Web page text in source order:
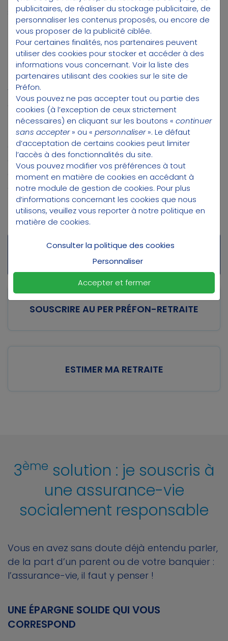
surendettement).
Enfin, les trentenaires non imposables ou
faiblement imposés peuvent opter pour la
non-déductibilité fiscale. En choisissant au
moment de la souscription du PER ou lors d’un
versement volontaire de ne pas déduire les
cotisations versées de leur revenu imposable,
ils bénéficieront d’une imposition allégée au
dénouement du contrat à la retraite, que
celui-ci soit réalisé sous la forme d’un capital
ou de rentes. À plus de 25 ans de l’âge de
départ à la retraite, nous vous conseillons de
cotiser chaque mois à hauteur de 5% de vos
revenus.
* Pour en savoir plus sur le Plan
d’Epargne Retraite
SOUSCRIRE AU PER PRÉFON-RETRAITE
ESTIMER MA RETRAITE
3ème solution : je souscris à
une assurance-vie
socialement responsable
Vous en avez sans doute déjà entendu parler,
de la part d’un parent ou de votre banquier :
l’assurance-vie, il faut y penser !
UNE ÉPARGNE SOLIDE QUI VOUS
CORRESPOND
publicitaires, de réaliser du stockage publicitaire, de
personnaliser les contenus proposés, ou encore de
vous proposer de la publicité ciblée.
Pour certaines finalités, nos partenaires peuvent
utiliser des cookies pour stocker et accéder à des
informations vous concernant. Voir la liste des
partenaires utilisant des cookies sur le site de
Préfon.
Vous pouvez ne pas accepter tout ou partie des
cookies (à l’exception de ceux strictement
nécessaires) en cliquant sur les boutons « continuer
sans accepter» ou « personnaliser». Le défaut
d’acceptation de certains cookies peut limiter
l’accès à des fonctionnalités du site.
Vous pouvez modifier vos préférences à tout
moment en matière de cookies en accédant à
notre module de gestion de cookies. Pour plus
d’informations concernant les cookies que nous
utilisons, veuillez vous reporter à notre politique en
matière de cookies.
Consulter la politique des cookies
Personnaliser
Accepter et fermer